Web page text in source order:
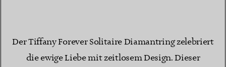
Der Tiffany Forever Solitaire Diamantring zelebriert
die ewige Liebe mit zeitlosem Design. Dieser